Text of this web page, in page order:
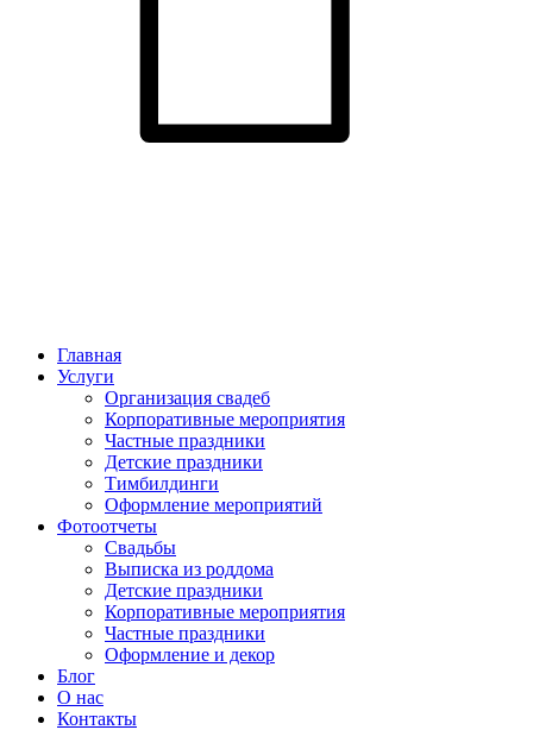
Главная
Услуги
Организация свадеб
Корпоративные мероприятия
Частные праздники
Детские праздники
Тимбилдинги
Оформление мероприятий
Фотоотчеты
Cвадьбы
Выписка из роддома
Детские праздники
Корпоративные мероприятия
Частные праздники
Оформление и декор
Блог
О нас
Контакты